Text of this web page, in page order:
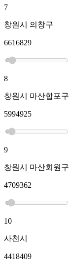
7
창원시 의창구
6616829
8
창원시 마산합포구
5994925
9
창원시 마산회원구
4709362
10
사천시
4418409